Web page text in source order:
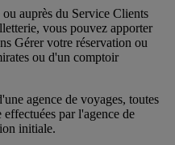
auprès du Service Clients
vous pouvez apporter
Gérer votre réservation ou
ou d'un comptoir
agence de voyages, toutes
par l'agence de
initiale.